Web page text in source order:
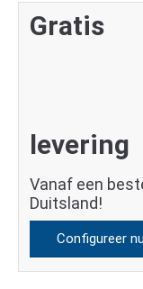
Gratis
levering
Vanaf een
Duitsland!
Configureer